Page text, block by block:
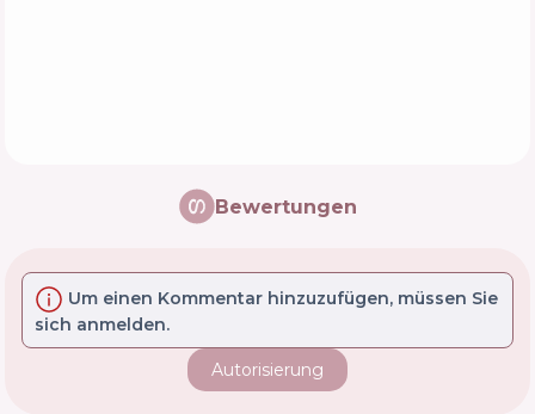
Bewertungen
Um einen Kommentar hinzuzufügen, müssen Sie
sich anmelden.
Autorisierung